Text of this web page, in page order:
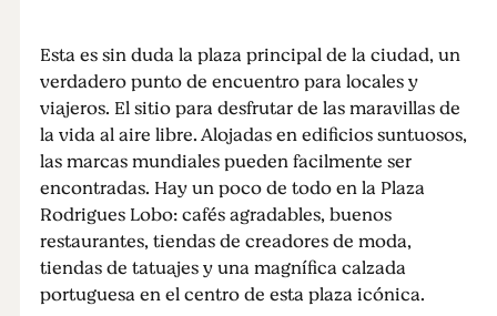
Esta es sin duda la plaza principal de la ciudad, un
verdadero punto de encuentro para locales y
viajeros. El sitio para desfrutar de las maravillas de
la vida al aire libre. Alojadas en edificios suntuosos,
las marcas mundiales pueden facilmente ser
encontradas. Hay un poco de todo en la Plaza
Rodrigues Lobo: cafés agradables, buenos
restaurantes, tiendas de creadores de moda,
tiendas de tatuajes y una magnífica calzada
portuguesa en el centro de esta plaza icónica.